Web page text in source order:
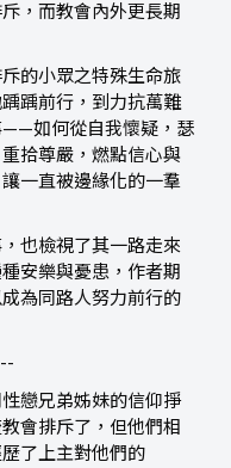
，而教會內外更長期
的小眾之特殊生命旅
踽前行，到力抗萬難
——如何從自我懷疑，瑟
拾尊嚴，燃點信心與
一直被邊緣化的一羣
也檢視了其一路走來
安樂與憂患，作者期
為同路人努力前行的
戀兄弟姊妹的信仰掙
會排斥了，但他們相
了上主對他們的